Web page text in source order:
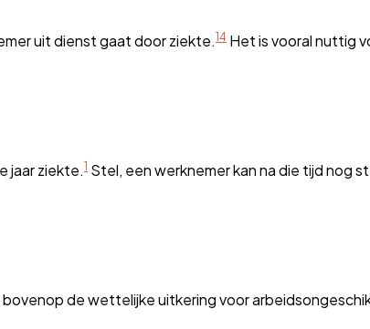
uit dienst gaat door ziekte.14 Het is vooral nuttig
jaar ziekte.1 Stel, een werknemer kan na die tijd nog
de wettelijke uitkering voor